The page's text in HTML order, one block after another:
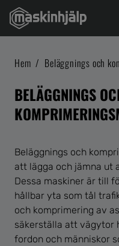
Hem / Beläggnings och
BELÄGGNINGS
Beläggnings och
att lägga och jämna ut
Dessa maskiner är till
hållbar yta som tål
och komprimering av
säkerställa att vägytor
fordon och människor